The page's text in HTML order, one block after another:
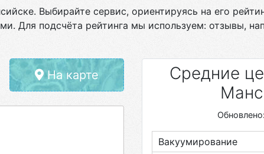
Выбирайте сервис, ориентируясь на его
Для подсчёта рейтинга мы используем: отзывы,
На карте
Средние
Вакуумирование